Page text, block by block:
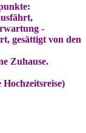
-
gesättigt von den
Zuhause.